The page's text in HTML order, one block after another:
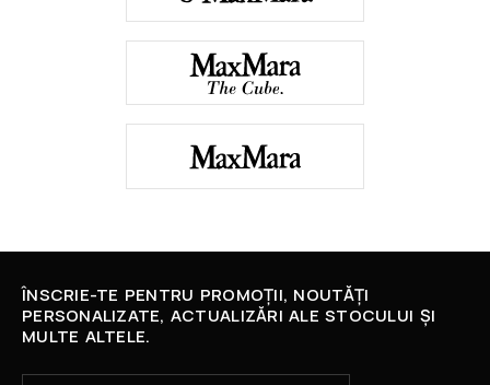
ÎNSCRIE-TE PENTRU PROMOȚII, NOUTĂȚI
PERSONALIZATE, ACTUALIZĂRI ALE STOCULUI ȘI
MULTE ALTELE.